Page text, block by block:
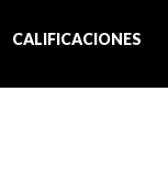
CALIFICACIONES